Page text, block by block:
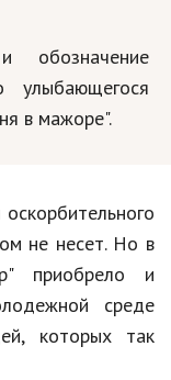
улыбающегося
в мажоре".
не несет. Но в
приобрело и
среде
которых так